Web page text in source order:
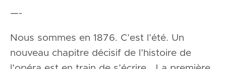
—-
Nous sommes en 1876. C’est l’été. Un
nouveau chapitre décisif de l’histoire de